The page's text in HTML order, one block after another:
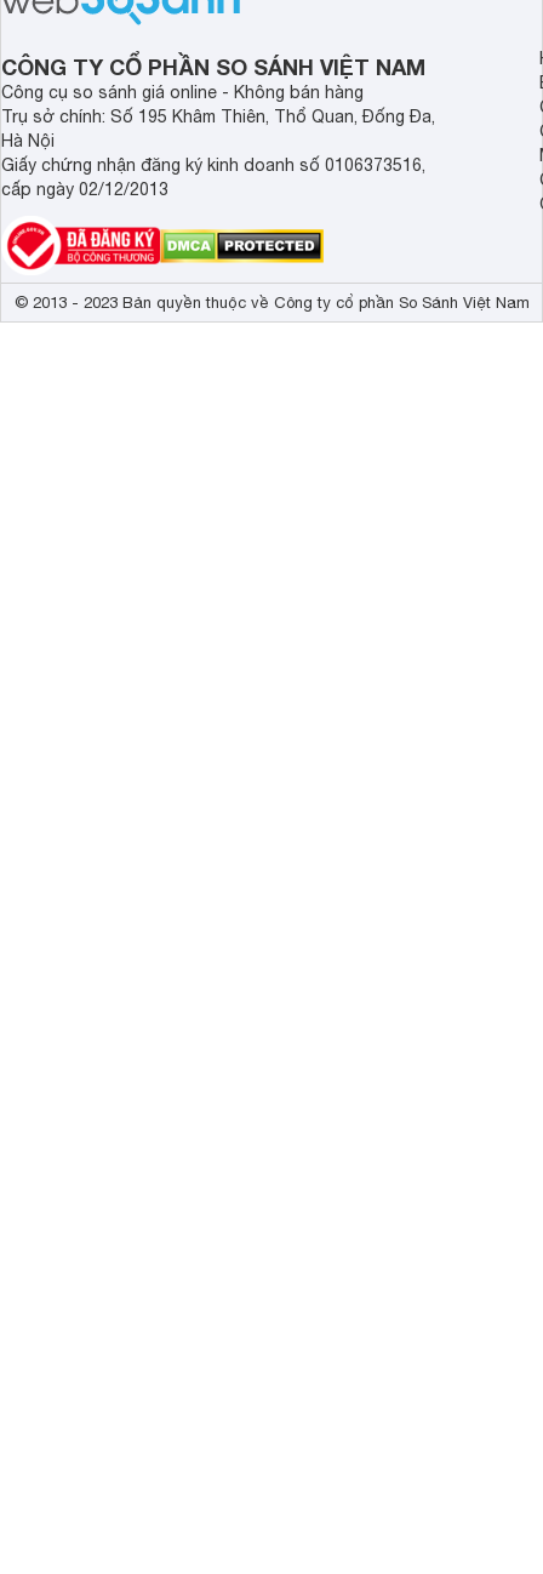
CÔNG TY CỔ PHẦN SO SÁNH VIỆT NAM
Công cụ so sánh giá online - Không bán hàng
Trụ sở chính: Số 195 Khâm Thiên, Thổ Quan, Đống Đa,
Hà Nội
Giấy chứng nhận đăng ký kinh doanh số 0106373516,
cấp ngày 02/12/2013
© 2013 - 2023 Bản quyền thuộc về Công ty cổ phần So Sánh Việt Nam